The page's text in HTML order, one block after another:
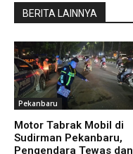
BERITA LAINNYA
Pekanbaru
Motor Tabrak Mobil di
Sudirman Pekanbaru,
Pengendara Tewas dan